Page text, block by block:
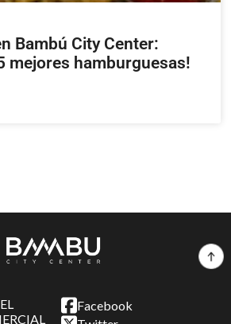
Bambú City Center:
mejores hamburguesas!
Facebook